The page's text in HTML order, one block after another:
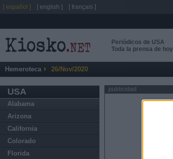
Periódicos de USA
Toda la prensa de hoy
Hemeroteca 26/Nov/2020
USA
Alabama
Arizona
California
Colorado
Florida
publicidad
[ español ] [ english ] [ français ]